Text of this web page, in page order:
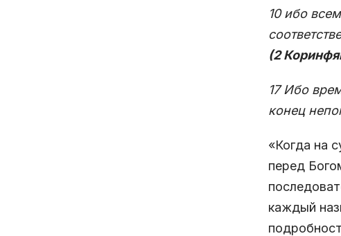
10 ибо
(2
17 Ибо
конец
«Когда на
перед
каждый